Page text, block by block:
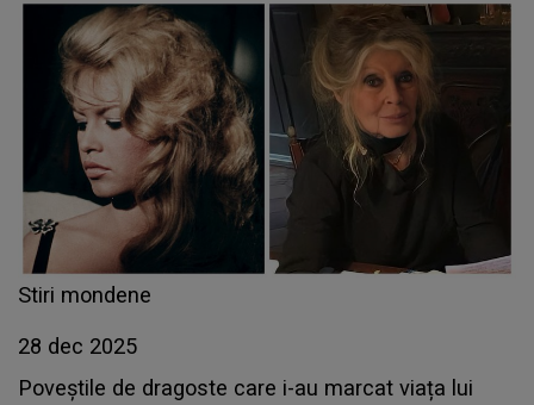
Stiri mondene
28 dec 2025
Poveștile de dragoste care i-au marcat viața lui